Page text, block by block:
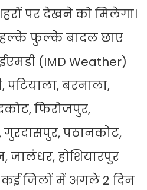
पर देखने को मिलेगा।
फुल्के बादल छाए
(IMD Weather)
पटियाला, बरनाला,
फिरोजपुर,
पठानकोट,
होशियारपुर
जिलों में अगले 2 दिन